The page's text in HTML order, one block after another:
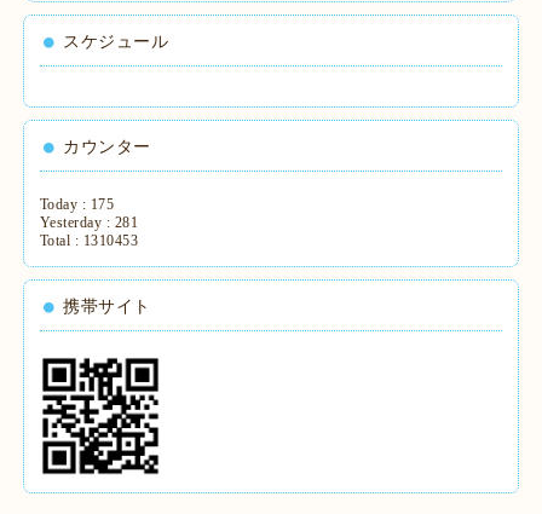
スケジュール
カウンター
Today : 175
Yesterday : 281
Total : 1310453
携帯サイト